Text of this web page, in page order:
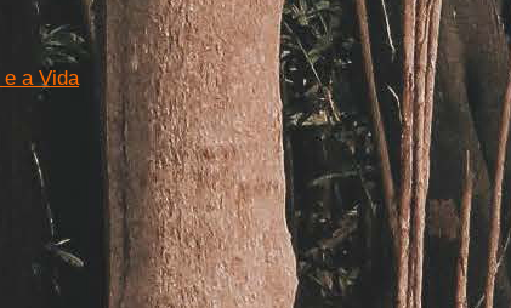
a Vida